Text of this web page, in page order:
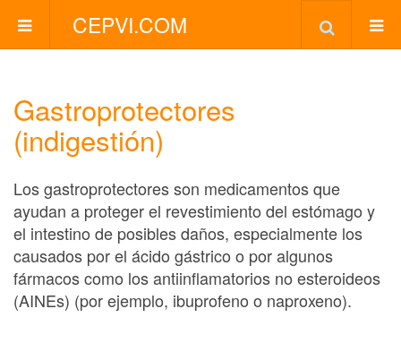
CEPVI.COM
Gastroprotectores
(indigestión)
Los gastroprotectores son medicamentos que
ayudan a proteger el revestimiento del estómago y
el intestino de posibles daños, especialmente los
causados por el ácido gástrico o por algunos
fármacos como los antiinflamatorios no esteroideos
(AINEs) (por ejemplo, ibuprofeno o naproxeno).